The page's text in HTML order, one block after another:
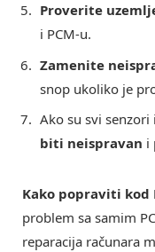
Proverite
i PCM-u.
Zamenite
snop ukoliko je
Ako su svi
biti neispravan i
Kako popraviti kod
problem sa samim
reparacija računara